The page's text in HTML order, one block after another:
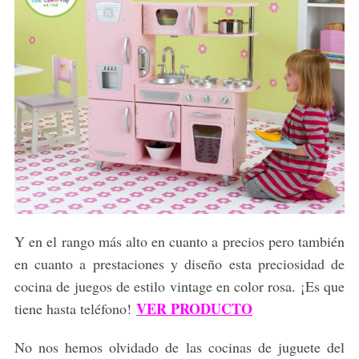
Y en el rango más alto en cuanto a precios pero también
en cuanto a prestaciones y diseño esta preciosidad de
cocina de juegos de estilo vintage en color rosa. ¡Es que
tiene hasta teléfono! VER PRODUCTO
No nos hemos olvidado de las cocinas de juguete del